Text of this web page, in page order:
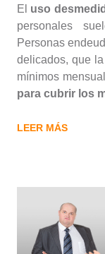
El uso
personales
Personas
delicados, que
mínimos
para cubrir los
LEER MÁS